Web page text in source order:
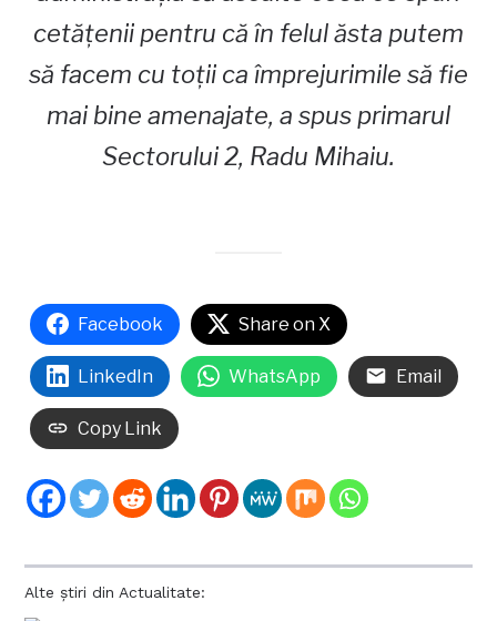
Alte știri din Actualitate:
cetățenii pentru că în felul ăsta putem
să facem cu toții ca împrejurimile să fie
mai bine amenajate, a spus primarul
Sectorului 2, Radu Mihaiu.
Facebook Share on X
LinkedIn WhatsApp Email
Copy Link